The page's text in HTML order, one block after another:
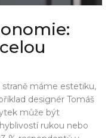
straně máme estetiku,
designér Tomáš
může být
rukou nebo